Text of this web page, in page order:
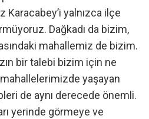
Karacabey’i yalnızca ilçe
Dağkadı da bizim,
mahallemiz de bizim.
bir talebi bizim için ne
yaşayan
de aynı derecede önemli.
yerinde görmeye ve